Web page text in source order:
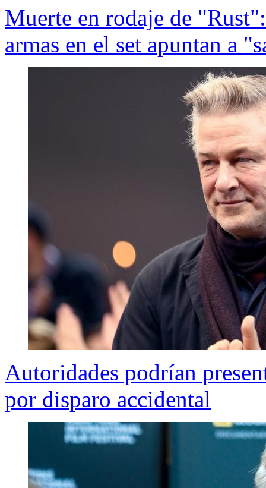
Muerte en rodaje de
armas en el set apuntan a
Autoridades podrían
por disparo accidental